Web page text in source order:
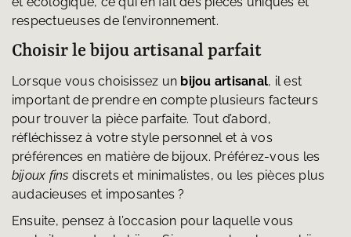
respectueuses de l’environnement.
Choisir le bijou artisanal parfait
Lorsque vous choisissez un bijou artisanal, il est
important de prendre en compte plusieurs facteurs
pour trouver la pièce parfaite. Tout d’abord,
réfléchissez à votre style personnel et à vos
préférences en matière de bijoux. Préférez-vous les
bijoux fins discrets et minimalistes, ou les pièces plus
audacieuses et imposantes ?
Ensuite, pensez à l’occasion pour laquelle vous